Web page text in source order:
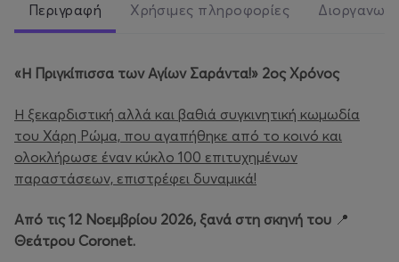
Περιγραφή Χρήσιμες πληροφορίες
«Η Πριγκίπισσα των Αγίων Σαράντα!» 2ος Χρόνος
Η ξεκαρδιστική αλλά και βαθιά συγκινητική κωμωδία
του Χάρη Ρώμα, που αγαπήθηκε από το κοινό και
ολοκλήρωσε έναν κύκλο 100 επιτυχημένων
παραστάσεων, επιστρέφει δυναμικά!
Από τις 12 Νοεμβρίου 2026, ξανά στη σκηνή του 📍
Θεάτρου Coronet.